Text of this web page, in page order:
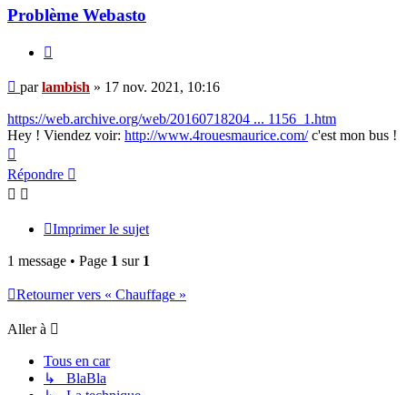
Problème Webasto
Message
parlambish » 17 nov. 2021, 10:16
https://web.archive.org/web/20160718204 ... 1156_1.htm
Hey ! Viendez voir: http://www.4rouesmaurice.com/c'est mon bus !
Répondre
Imprimer le sujet
1 message • Page 1 sur 1
Retourner vers « Chauffage »
Aller à
Tous en car
↳ BlaBla